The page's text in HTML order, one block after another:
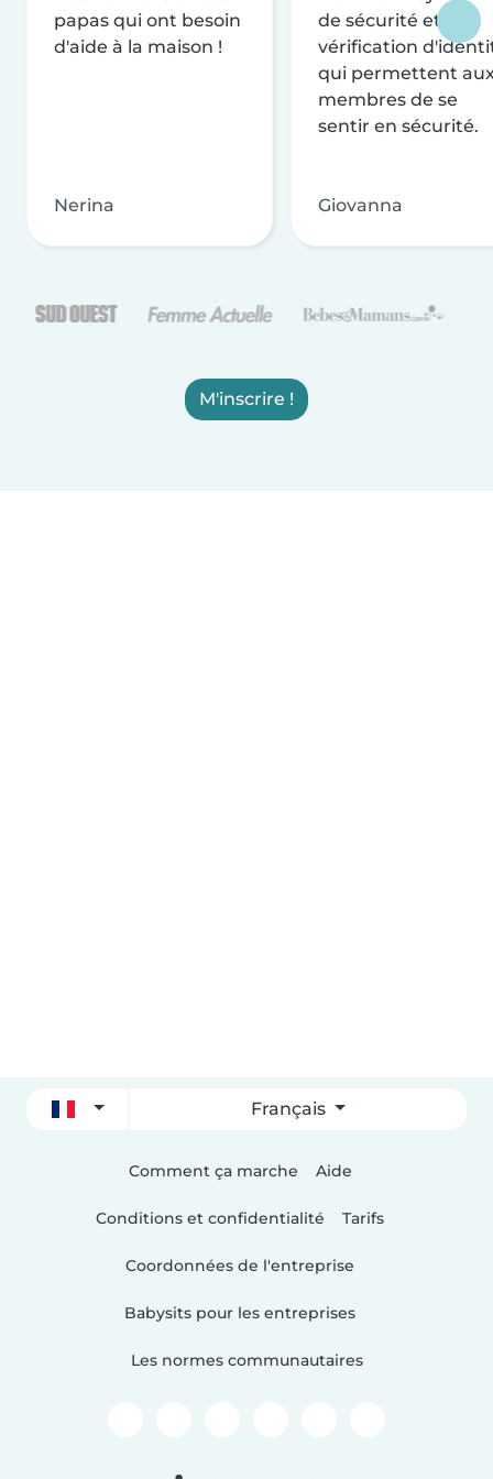
papas qui ont besoin
d'aide à la maison !
Nerina
de sécurité et de
vérification
qui permettent
membres de se
sentir en sécurité.
Giovanna
M'inscrire !
Français
Comment ça marche Aide
Conditions et confidentialité Tarifs
Coordonnées de l'entreprise
Babysits pour les entreprises
Les normes communautaires